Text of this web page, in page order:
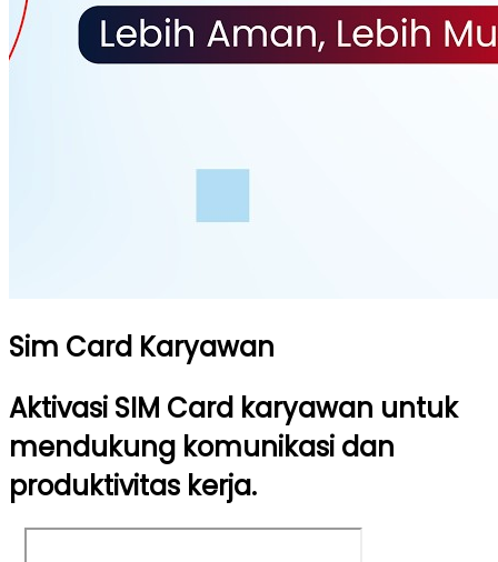
Sim Card Karyawan​
Aktivasi SIM Card karyawan untuk
mendukung komunikasi dan
produktivitas kerja.